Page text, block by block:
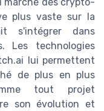
marché des crypto-
plus vaste sur la
s'intégrer dans
Les technologies
lui permettent
de plus en plus
tout projet
son évolution et